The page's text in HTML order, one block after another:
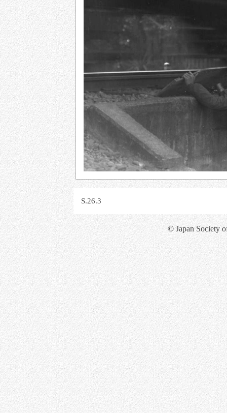
S.26.3
© Japan Society